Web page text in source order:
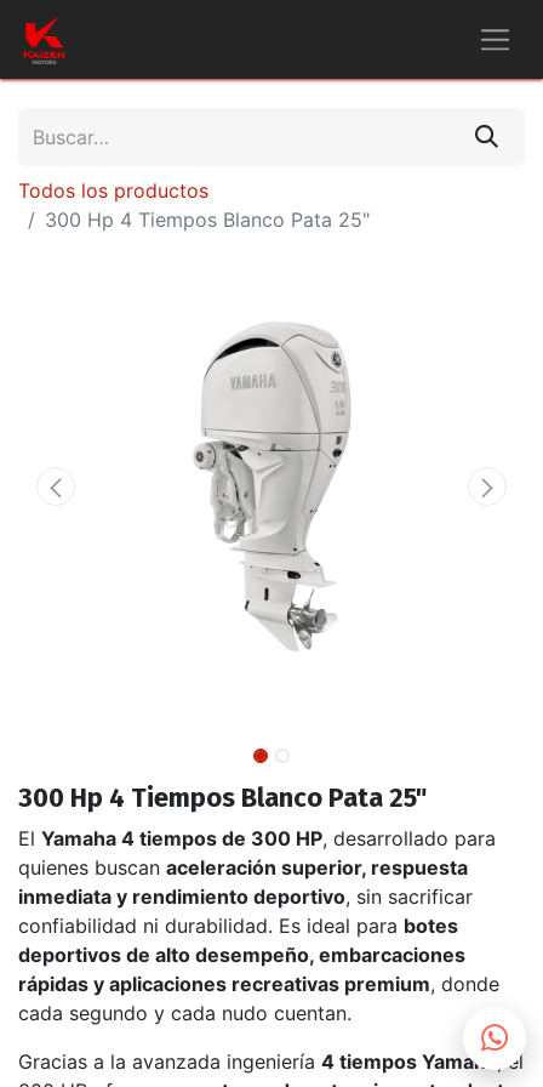
Todos los productos
300 Hp 4 Tiempos Blanco Pata 25"
300 Hp 4 Tiempos Blanco Pata 25"
El Yamaha 4 tiempos de 300 HP, desarrollado para
quienes buscan aceleración superior, respuesta
inmediata y rendimiento deportivo, sin sacrificar
confiabilidad ni durabilidad. Es ideal para botes
deportivos de alto desempeño, embarcaciones
rápidas y aplicaciones recreativas premium, donde
cada segundo y cada nudo cuentan.
Gracias a la avanzada ingeniería 4 tiempos Yamaha
, el